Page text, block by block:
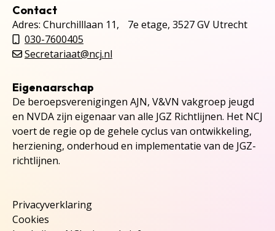
Contact
Adres: Churchilllaan 11, 7e etage, 3527 GV Utrecht
030-7600405
Secretariaat@ncj.nl
Eigenaarschap
De beroepsverenigingen AJN, V&VN vakgroep jeugd
en NVDA zijn eigenaar van alle JGZ Richtlijnen. Het NCJ
voert de regie op de gehele cyclus van ontwikkeling,
herziening, onderhoud en implementatie van de JGZ-
richtlijnen.
Privacyverklaring
Cookies